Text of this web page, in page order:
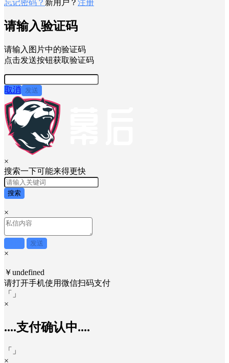
忘记密码？ 新用户？ 注册
请输入验证码
请输入图片中的验证码
点击发送按钮获取验证码
取消 发送
×
搜索一下可能来得更快
搜索
×
发送
×
￥undefined
请打开手机使用微信扫码支付
「
」
×
....支付确认中....
「
」
×